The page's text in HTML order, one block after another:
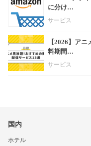
に分け…
サービス
【2026】ア
料期間…
サービス
国内
ホテル